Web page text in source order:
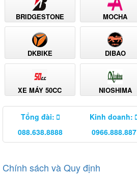
BRIDGESTONE MOCHA
DKBIKE DIBAO
XE MÁY 50CC NIOSHIMA
Tổng đài:
088.638.8888
Kinh doanh:
0966.888.887
Chính sách và Quy định